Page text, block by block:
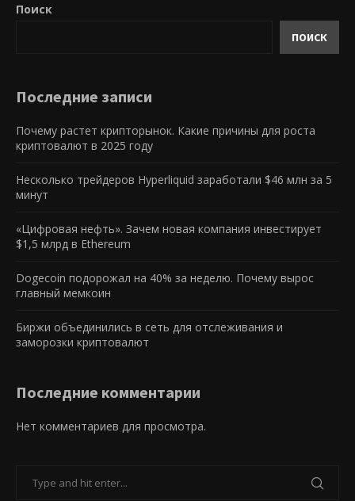
Поиск
ПОИСК
Последние записи
Почему растет крипторынок. Какие причины для роста
криптовалют в 2025 году
Несколько трейдеров Hyperliquid заработали $46 млн за 5
минут
«Цифровая нефть». Зачем новая компания инвестирует
$1,5 млрд в Ethereum
Dogecoin подорожал на 40% за неделю. Почему вырос
главный мемкоин
Биржи объединились в сеть для отслеживания и
заморозки криптовалют
Последние комментарии
Нет комментариев для просмотра.